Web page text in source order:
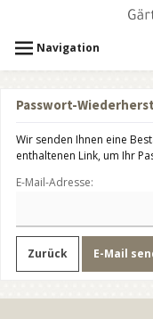
Navigation
Passwort-
Wir senden Ihnen eine
enthaltenen Link, um Ihr
E-Mail-Adresse:
Zurück E-Mail